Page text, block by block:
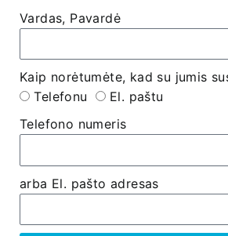
Vardas, Pavardė
Kaip norėtumėte, kad su jumis
Telefonu
El. paštu
Telefono numeris
arba El. pašto adresas